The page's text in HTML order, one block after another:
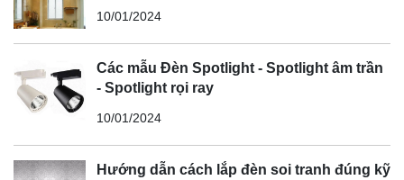
10/01/2024
Các mẫu Đèn Spotlight - Spotlight âm trần
- Spotlight rọi ray
10/01/2024
Hướng dẫn cách lắp đèn soi tranh đúng kỹ